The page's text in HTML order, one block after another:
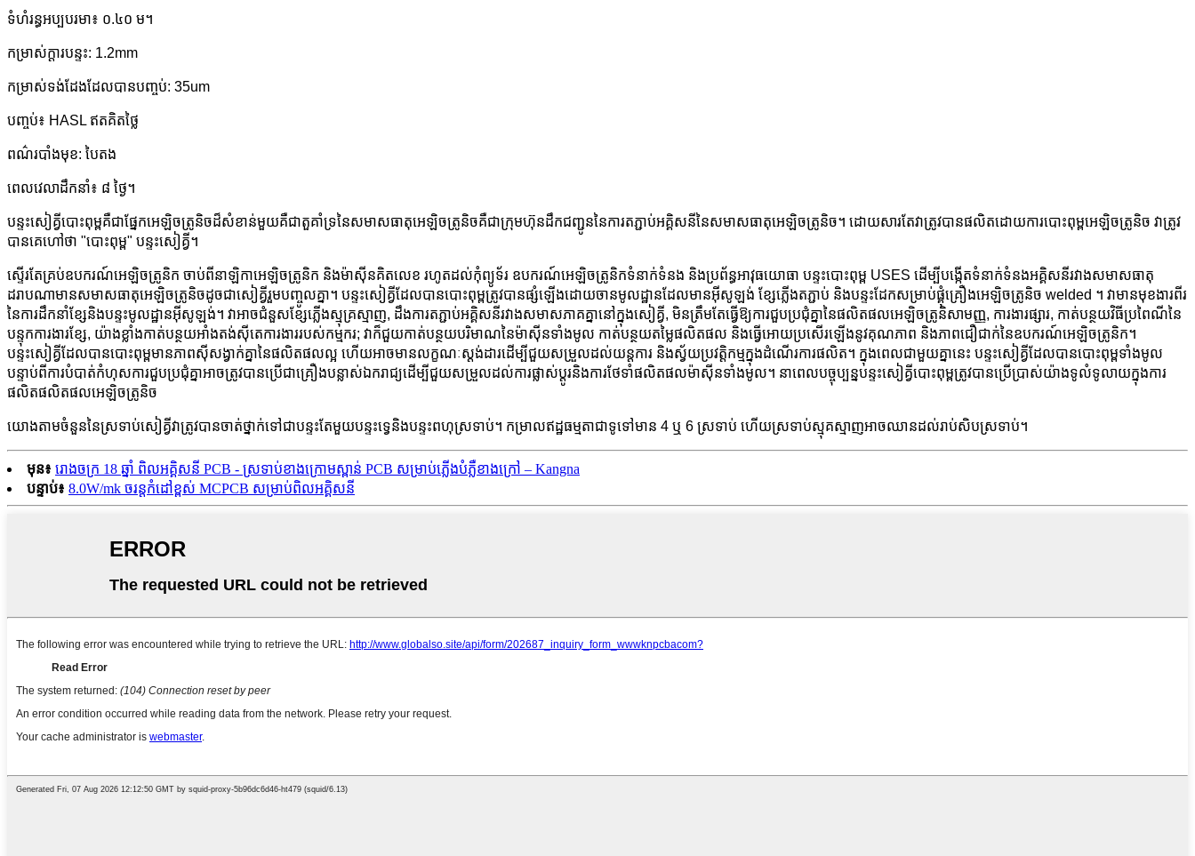
ទំហំរន្ធអប្បបរមា៖ ០.៤០ ម។
កម្រាស់ក្តារបន្ទះ: 1.2mm
កម្រាស់ទង់ដែងដែលបានបញ្ចប់: 35um
បញ្ចប់៖ HASL ឥតគិតថ្លៃ
ពណ៌របាំងមុខ: បៃតង
ពេលវេលាដឹកនាំ៖ ៨ ថ្ងៃ។
បន្ទះសៀគ្វីបោះពុម្ពគឺជាផ្នែកអេឡិចត្រូនិចដ៏សំខាន់មួយគឺជាតួគាំទ្រនៃសមាសធាតុអេឡិចត្រូនិចគឺជាក្រុមហ៊ុនដឹកជញ្ជូននៃការតភ្ជាប់អគ្គិសនីនៃសមាសធាតុអេឡិចត្រូនិច។ ដោយសារតែវាត្រូវបានផលិតដោយការបោះពុម្ពអេឡិចត្រូនិច វាត្រូវ
បានគេហៅថា "បោះពុម្ព" បន្ទះសៀគ្វី។
ស្ទើរតែគ្រប់ឧបករណ៍អេឡិចត្រូនិក ចាប់ពីនាឡិកាអេឡិចត្រូនិក និងម៉ាស៊ីនគិតលេខ រហូតដល់កុំព្យូទ័រ ឧបករណ៍អេឡិចត្រូនិកទំនាក់ទំនង និងប្រព័ន្ធអាវុធយោធា បន្ទះបោះពុម្ព USES ដើម្បីបង្កើតទំនាក់ទំនងអគ្គិសនីរវាងសមាសធាតុ
ដរាបណាមានសមាសធាតុអេឡិចត្រូនិចដូចជាសៀគ្វីរួមបញ្ចូលគ្នា។ បន្ទះសៀគ្វីដែលបានបោះពុម្ពត្រូវបានផ្សំឡើងដោយចានមូលដ្ឋានដែលមានអ៊ីសូឡង់ ខ្សែភ្លើងតភ្ជាប់ និងបន្ទះដែកសម្រាប់ផ្គុំគ្រឿងអេឡិចត្រូនិច welded ។ វា​មាន​មុខងារ​ពីរ​
នៃ​ការ​ដឹកនាំ​ខ្សែ​និង​បន្ទះ​មូលដ្ឋាន​អ៊ីសូឡង់​។ វាអាចជំនួសខ្សែភ្លើងស្មុគ្រស្មាញ, ដឹងការតភ្ជាប់អគ្គិសនីរវាងសមាសភាគគ្នានៅក្នុងសៀគ្វី, មិនត្រឹមតែធ្វើឱ្យការជួបប្រជុំគ្នានៃផលិតផលអេឡិចត្រូនិសាមញ្ញ, ការងារផ្សារ, កាត់បន្ថយវិធីប្រពៃណីនៃ
បន្ទុកការងារខ្សែ, យ៉ាងខ្លាំងកាត់បន្ថយអាំងតង់ស៊ីតេការងាររបស់កម្មករ; វាក៏ជួយកាត់បន្ថយបរិមាណនៃម៉ាស៊ីនទាំងមូល កាត់បន្ថយតម្លៃផលិតផល និងធ្វើអោយប្រសើរឡើងនូវគុណភាព និងភាពជឿជាក់នៃឧបករណ៍អេឡិចត្រូនិក។
បន្ទះសៀគ្វីដែលបានបោះពុម្ពមានភាពស៊ីសង្វាក់គ្នានៃផលិតផលល្អ ហើយអាចមានលក្ខណៈស្តង់ដារដើម្បីជួយសម្រួលដល់យន្តការ និងស្វ័យប្រវត្តិកម្មក្នុងដំណើរការផលិត។ ក្នុងពេលជាមួយគ្នានេះ បន្ទះសៀគ្វីដែលបានបោះពុម្ពទាំងមូល
បន្ទាប់ពីការបំបាត់កំហុសការជួបប្រជុំគ្នាអាចត្រូវបានប្រើជាគ្រឿងបន្លាស់ឯករាជ្យដើម្បីជួយសម្រួលដល់ការផ្លាស់ប្តូរនិងការថែទាំផលិតផលម៉ាស៊ីនទាំងមូល។ នាពេលបច្ចុប្បន្នបន្ទះសៀគ្វីបោះពុម្ពត្រូវបានប្រើប្រាស់យ៉ាងទូលំទូលាយក្នុងការ
ផលិតផលិតផលអេឡិចត្រូនិច
យោងតាមចំនួននៃស្រទាប់សៀគ្វីវាត្រូវបានចាត់ថ្នាក់ទៅជាបន្ទះតែមួយបន្ទះទ្វេនិងបន្ទះពហុស្រទាប់។ កម្រាលឥដ្ឋធម្មតាជាទូទៅមាន 4 ឬ 6 ស្រទាប់ ហើយស្រទាប់ស្មុគស្មាញអាចឈានដល់រាប់សិបស្រទាប់។
មុន៖ រោងចក្រ 18 ឆ្នាំ ពិលអគ្គិសនី PCB - ស្រទាប់ខាងក្រោមស្ពាន់ PCB សម្រាប់ភ្លើងបំភ្លឺខាងក្រៅ – Kangna
បន្ទាប់៖ 8.0W/mk ចរន្តកំដៅខ្ពស់ MCPCB សម្រាប់ពិលអគ្គិសនី